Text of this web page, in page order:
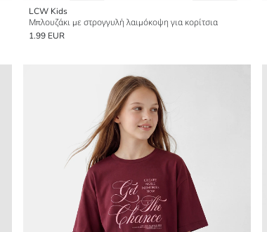
LCW Kids
Μπλουζάκι με στρογγυλή λαιμόκοψη για κορίτσια
1.99 EUR